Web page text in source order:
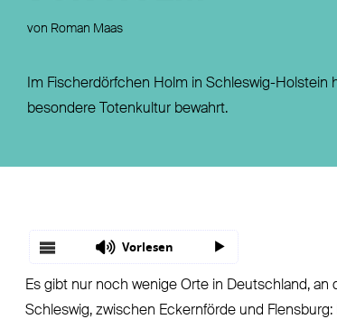
Basisrente / Rürup-Rente
von Roman Maas
Im Fischerdörfchen Holm in Schleswig-Holstein
besondere Totenkultur bewahrt.
Vorlesen
Es gibt nur noch wenige Orte in Deutschland,
Schleswig, zwischen Eckernförde und